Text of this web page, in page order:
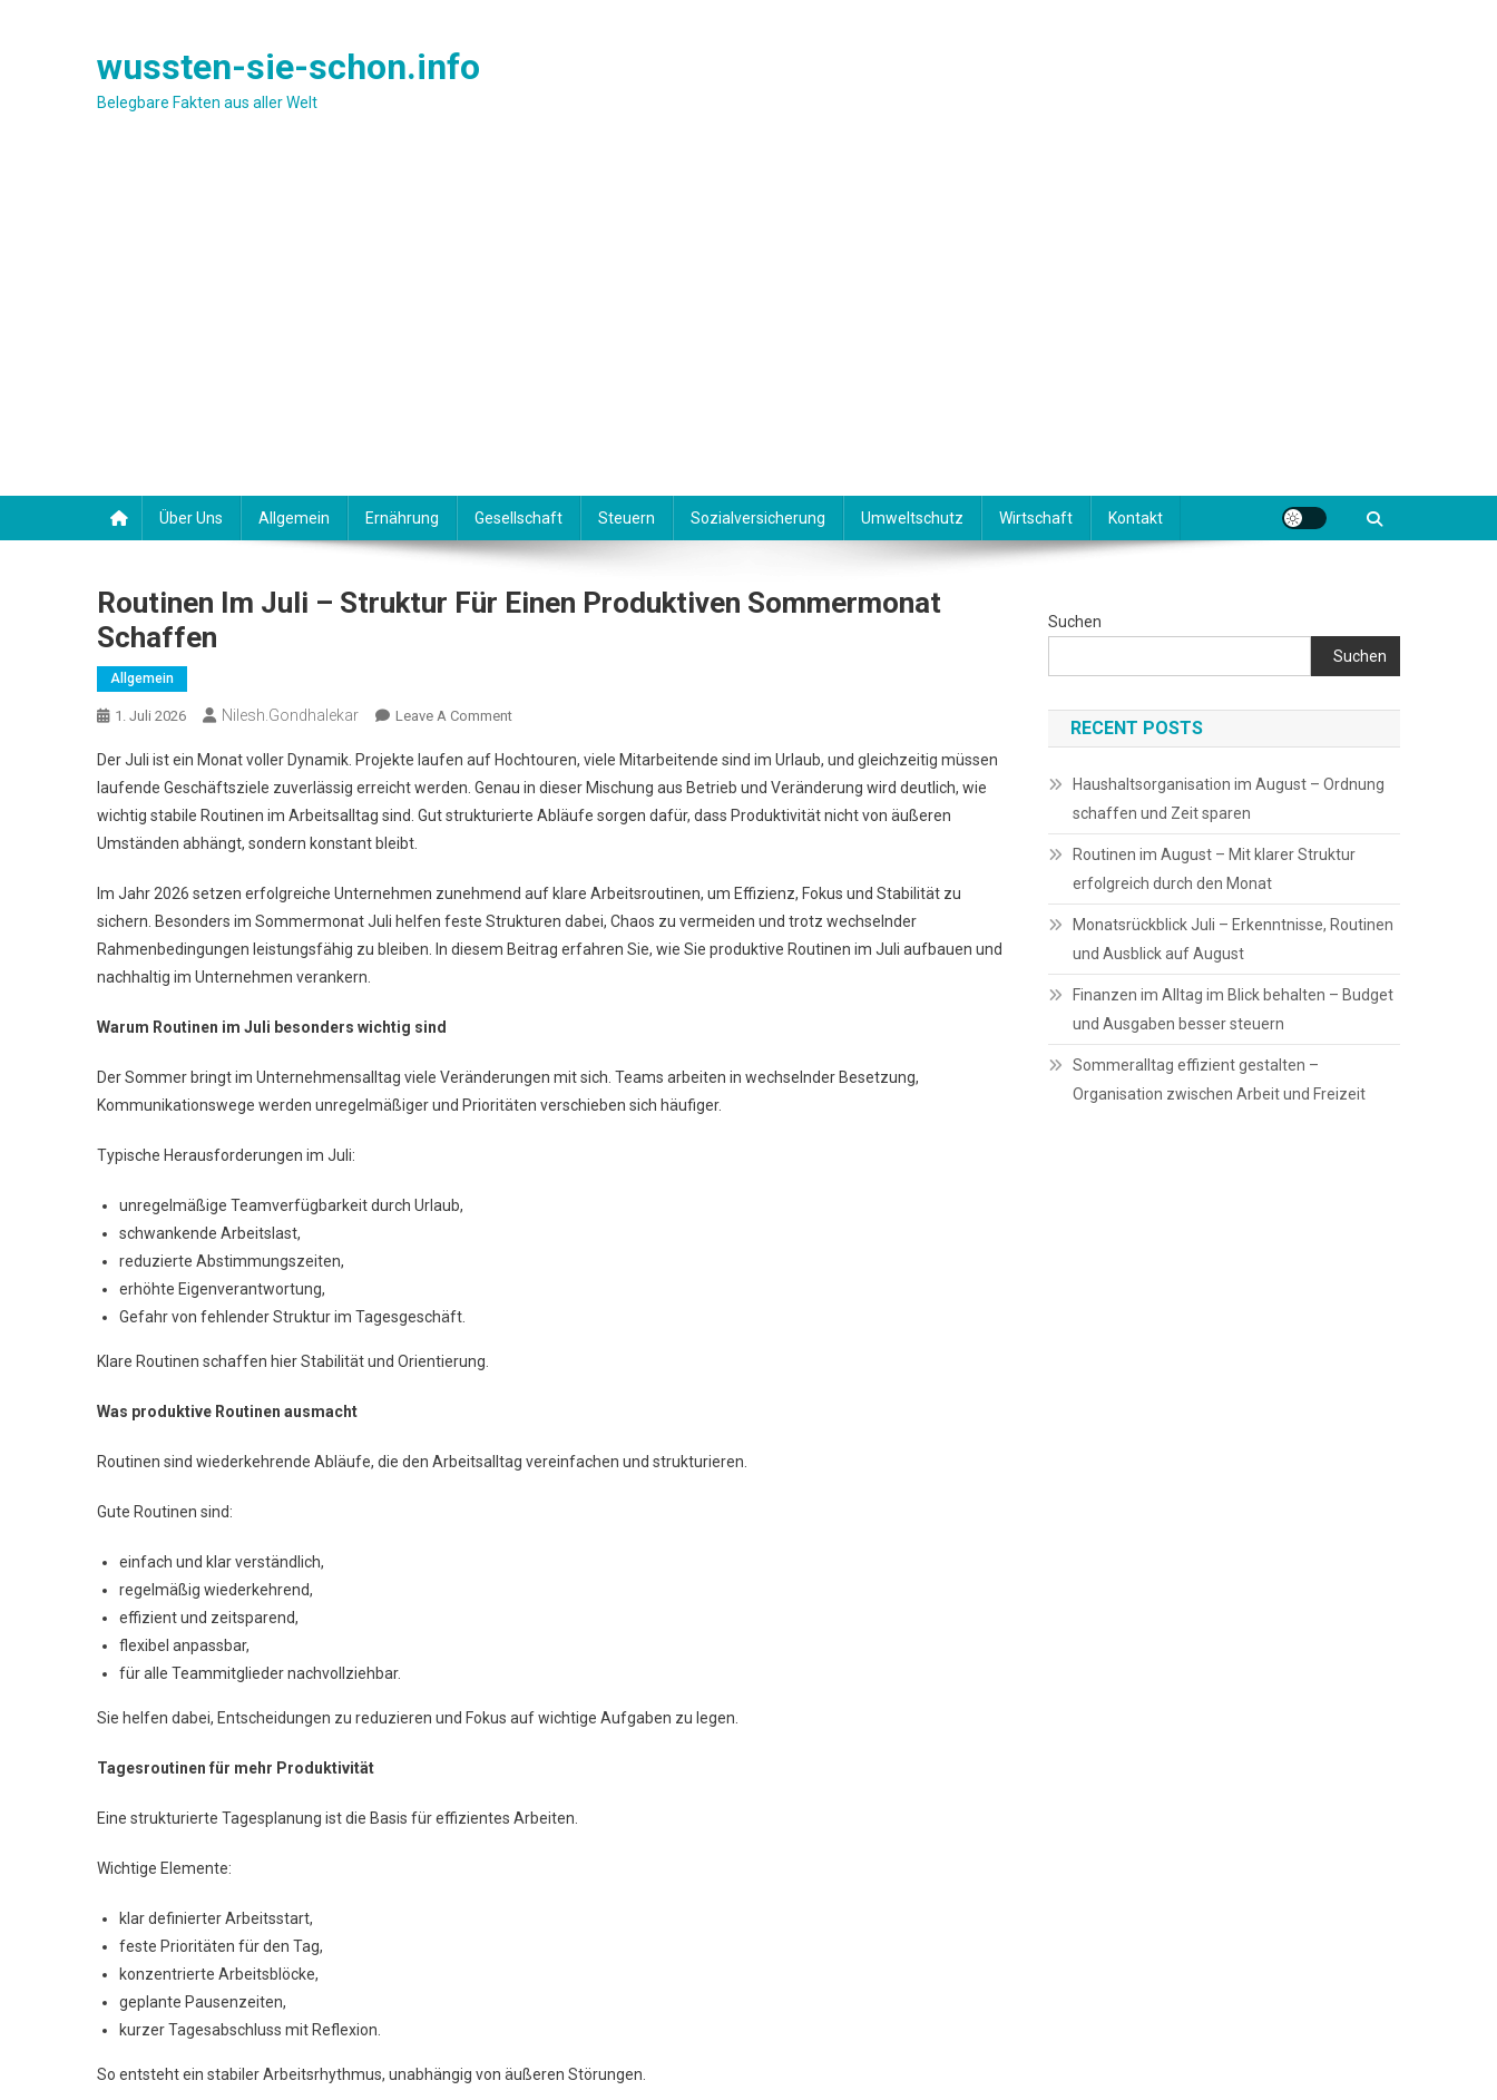
wussten-sie-schon.info
Belegbare Fakten aus aller Welt
Über Uns Allgemein Ernährung Gesellschaft Steuern Sozialversicherung Umweltschutz Wirtschaft Kontakt
Routinen Im Juli – Struktur Für Einen Produktiven Sommermonat
Schaffen
Allgemein
1. Juli 2026 Nilesh.gondhalekar Leave A CommentOn
Im
Juli
–
Einen
Produktiven
Sommermonat
Der Juli ist ein Monat voller Dynamik. Projekte laufen auf Hochtouren, viele Mitarbeitende sind im Urlaub, und gleichzeitig müssen
laufende Geschäftsziele zuverlässig erreicht werden. Genau in dieser Mischung aus Betrieb und Veränderung wird deutlich, wie
wichtig stabile Routinen im Arbeitsalltag sind. Gut strukturierte Abläufe sorgen dafür, dass Produktivität nicht von äußeren
Umständen abhängt, sondern konstant bleibt.
Im Jahr 2026 setzen erfolgreiche Unternehmen zunehmend auf klare Arbeitsroutinen, um Effizienz, Fokus und Stabilität zu
sichern. Besonders im Sommermonat Juli helfen feste Strukturen dabei, Chaos zu vermeiden und trotz wechselnder
Rahmenbedingungen leistungsfähig zu bleiben. In diesem Beitrag erfahren Sie, wie Sie produktive Routinen im Juli aufbauen und
nachhaltig im Unternehmen verankern.
Warum Routinen im Juli besonders wichtig sind
Der Sommer bringt im Unternehmensalltag viele Veränderungen mit sich. Teams arbeiten in wechselnder Besetzung,
Kommunikationswege werden unregelmäßiger und Prioritäten verschieben sich häufiger.
Typische Herausforderungen im Juli:
unregelmäßige Teamverfügbarkeit durch Urlaub,
schwankende Arbeitslast,
reduzierte Abstimmungszeiten,
erhöhte Eigenverantwortung,
Gefahr von fehlender Struktur im Tagesgeschäft.
Klare Routinen schaffen hier Stabilität und Orientierung.
Was produktive Routinen ausmacht
Routinen sind wiederkehrende Abläufe, die den Arbeitsalltag vereinfachen und strukturieren.
Gute Routinen sind:
einfach und klar verständlich,
regelmäßig wiederkehrend,
effizient und zeitsparend,
flexibel anpassbar,
für alle Teammitglieder nachvollziehbar.
Sie helfen dabei, Entscheidungen zu reduzieren und Fokus auf wichtige Aufgaben zu legen.
Tagesroutinen für mehr Produktivität
Eine strukturierte Tagesplanung ist die Basis für effizientes Arbeiten.
Wichtige Elemente:
klar definierter Arbeitsstart,
feste Prioritäten für den Tag,
konzentrierte Arbeitsblöcke,
geplante Pausenzeiten,
kurzer Tagesabschluss mit Reflexion.
So entsteht ein stabiler Arbeitsrhythmus, unabhängig von äußeren Störungen.
Suchen
Suchen
RECENT POSTS
Haushaltsorganisation im August – Ordnung
schaffen und Zeit sparen
Routinen im August – Mit klarer Struktur
erfolgreich durch den Monat
Monatsrückblick Juli – Erkenntnisse, Routinen
und Ausblick auf August
Finanzen im Alltag im Blick behalten – Budget
und Ausgaben besser steuern
Sommeralltag effizient gestalten –
Organisation zwischen Arbeit und Freizeit